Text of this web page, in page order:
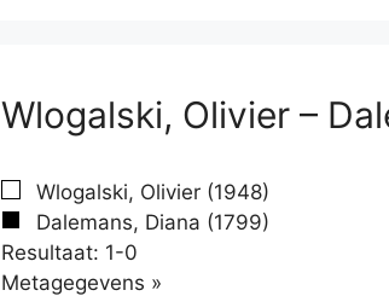
Wlogalski, Olivier –
Wlogalski, Olivier (1948)
Dalemans, Diana (1799)
Resultaat: 1-0
Metagegevens »